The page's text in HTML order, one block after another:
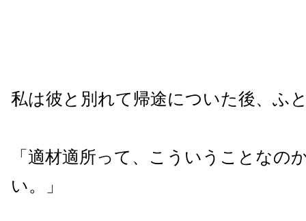
私は彼と別れて帰途についた後、ふ
「適材適所って、こういうことなの
い。」